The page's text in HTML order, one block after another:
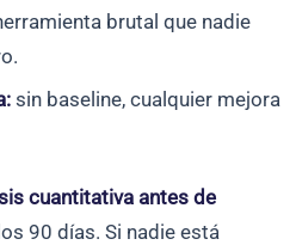
brutal que nadie
sin baseline, cualquier mejora
cuantitativa antes de
90 días. Si nadie está